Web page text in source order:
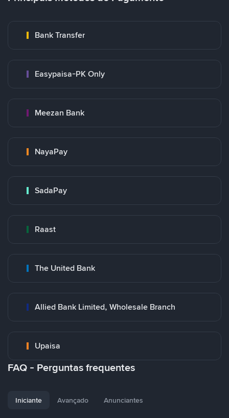
Bank Transfer
Easypaisa-PK Only
Meezan Bank
NayaPay
SadaPay
Raast
The United Bank
Allied Bank Limited, Wholesale Branch
Upaisa
FAQ - Perguntas frequentes
Iniciante Avançado Anunciantes